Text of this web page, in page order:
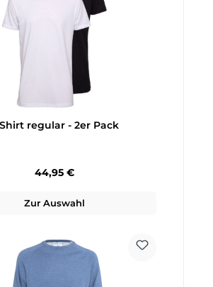
regular - 2er Pack
Regulärer Preis:
44,95 €
Zur Auswahl